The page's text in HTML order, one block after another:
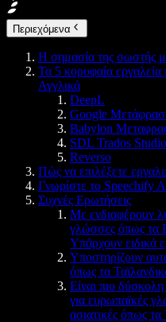
Περιεχόμενα
Η σημασία της σωστής
Τα 5 κορυφαία
Αγγλικά
DeepL
Google
Babylon
SDL Trados Studio
Reverso
Πώς να επιλέξετε
Γνωρίστε το Speechify
Συχνές Ερωτήσεις
Με ενδιαφέρουν
γλώσσες όπως τα
Υπάρχουν ειδικά
Υποστηρίζουν
όπως τα
Είναι πιο
για ευρωπαϊκές
ασιατικές όπως τα